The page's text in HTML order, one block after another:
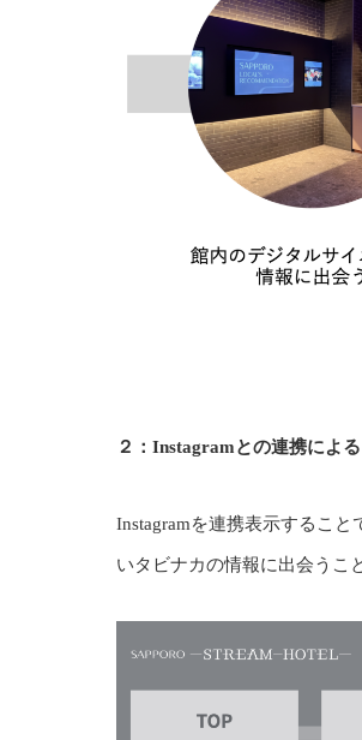
２： Instagramとの連携によ
Instagramを連携表示するこ
いタビナカの情報に出会うこ